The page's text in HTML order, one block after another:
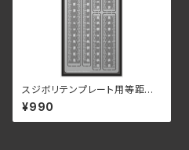
スジボリテンプレート用等距離
定規
¥990